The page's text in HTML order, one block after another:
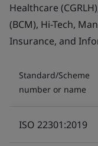
Healthcare
(BCM), Hi-Tech,
Insurance, and
Standard/Scheme
number or name
ISO 22301:2019